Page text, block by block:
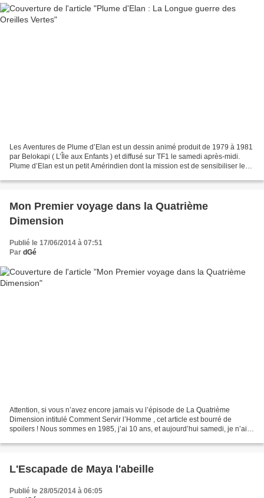
Les Aventures de Plume d’Elan est un dessin animé produit de 1979 à 1981
par Belokapi ( L’Île aux Enfants ) et diffusé sur TF1 le samedi après-midi.
Plume d’Elan est un petit Amérindien dont la mission est de sensibiliser les
Mon Premier voyage dans la Quatrième
Dimension
Publié le 17/06/2014 à 07:51
Par dGé
Attention, si vous n’avez encore jamais vu l’épisode de La Quatrième
Dimension intitulé Comment Servir l’Homme , cet article est bourré de
spoilers ! Nous sommes en 1985, j’ai 10 ans, et aujourd’hui samedi, je n’ai
L'Escapade de Maya l'abeille
Publié le 28/05/2014 à 06:05